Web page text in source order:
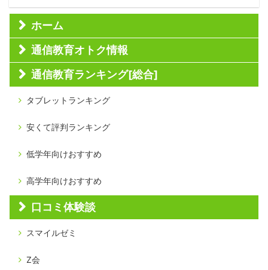
ホーム
通信教育オトク情報
通信教育ランキング[総合]
タブレットランキング
安くて評判ランキング
低学年向けおすすめ
高学年向けおすすめ
口コミ体験談
スマイルゼミ
Z会